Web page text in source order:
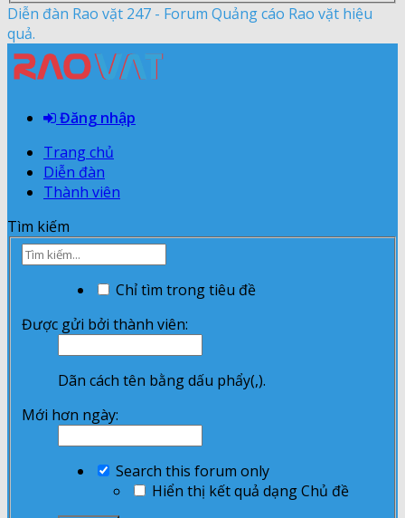
Diễn đàn Rao vặt 247 - Forum Quảng cáo Rao vặt hiệu
quả.
Đăng nhập
Trang chủ
Diễn đàn
Thành viên
Tìm kiếm
Chỉ tìm trong tiêu đề
Được gửi bởi thành viên:
Dãn cách tên bằng dấu phẩy(,).
Mới hơn ngày:
Search this forum only
Hiển thị kết quả dạng Chủ đề